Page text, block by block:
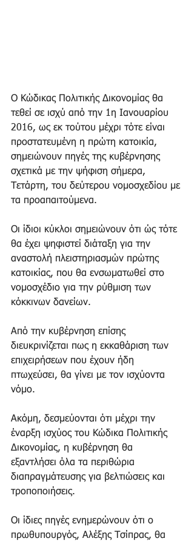
Ο Κώδικας Πολιτικής Δικονομίας θα
τεθεί σε ισχύ από την 1η Ιανουαρίου
2016, ως εκ τούτου μέχρι τότε είναι
προστατευμένη η πρώτη κατοικία,
σημειώνουν πηγές της κυβέρνησης
σχετικά με την ψήφιση σήμερα,
Τετάρτη, του δεύτερου νομοσχεδίου με
τα προαπαιτούμενα.
Οι ίδιοι κύκλοι σημειώνουν ότι ώς τότε
θα έχει ψηφιστεί διάταξη για την
αναστολή πλειστηριασμών πρώτης
κατοικίας, που θα ενσωματωθεί στο
νομοσχέδιο για την ρύθμιση των
κόκκινων δανείων.
Από την κυβέρνηση επίσης
διευκρινίζεται πως η εκκαθάριση των
επιχειρήσεων που έχουν ήδη
πτωχεύσει, θα γίνει με τον ισχύοντα
νόμο.
Ακόμη, δεσμεύονται ότι μέχρι την
έναρξη ισχύος του Κώδικα Πολιτικής
Δικονομίας, η κυβέρνηση θα
εξαντλήσει όλα τα περιθώρια
διαπραγμάτευσης για βελτιώσεις και
τροποποιήσεις.
Οι ίδιες πηγές ενημερώνουν ότι ο
πρωθυπουργός, Αλέξης Τσίπρας, θα